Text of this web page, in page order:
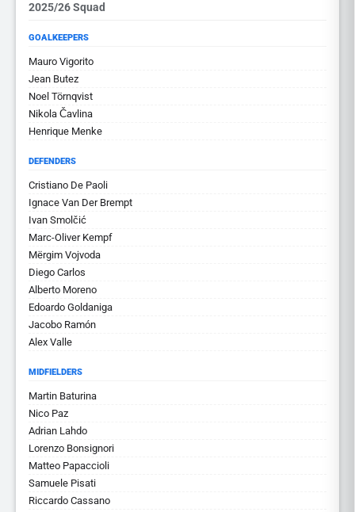
2025/26 Squad
GOALKEEPERS
Mauro Vigorito
Jean Butez
Noel Törnqvist
Nikola Čavlina
Henrique Menke
DEFENDERS
Cristiano De Paoli
Ignace Van Der Brempt
Ivan Smolčić
Marc-Oliver Kempf
Mërgim Vojvoda
Diego Carlos
Alberto Moreno
Edoardo Goldaniga
Jacobo Ramón
Alex Valle
MIDFIELDERS
Martin Baturina
Nico Paz
Adrian Lahdo
Lorenzo Bonsignori
Matteo Papaccioli
Samuele Pisati
Riccardo Cassano